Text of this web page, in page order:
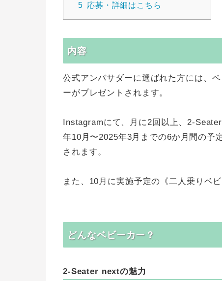
5 応募・詳細はこちら
内容
公式アンバサダーに選ばれた方には、
ーがプレゼントされます。
Instagramにて、月に2回以上、2-
年10月〜2025年3月までの6か月間の予
されます。
また、10月に実施予定の《二人乗りベ
どんなベビーカー？
2-Seater nextの魅力